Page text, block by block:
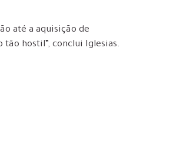
até a aquisição de
hostil”, conclui Iglesias.